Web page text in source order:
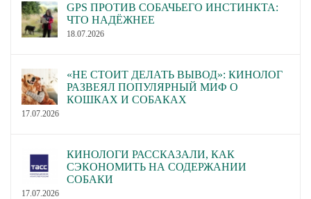
GPS ПРОТИВ СОБАЧЬЕГО ИНСТИНКТА:
ЧТО НАДЁЖНЕЕ
18.07.2026
«НЕ СТОИТ ДЕЛАТЬ ВЫВОД»: КИНОЛОГ
РАЗВЕЯЛ ПОПУЛЯРНЫЙ МИФ О
КОШКАХ И СОБАКАХ
17.07.2026
КИНОЛОГИ РАССКАЗАЛИ, КАК
СЭКОНОМИТЬ НА СОДЕРЖАНИИ
СОБАКИ
17.07.2026